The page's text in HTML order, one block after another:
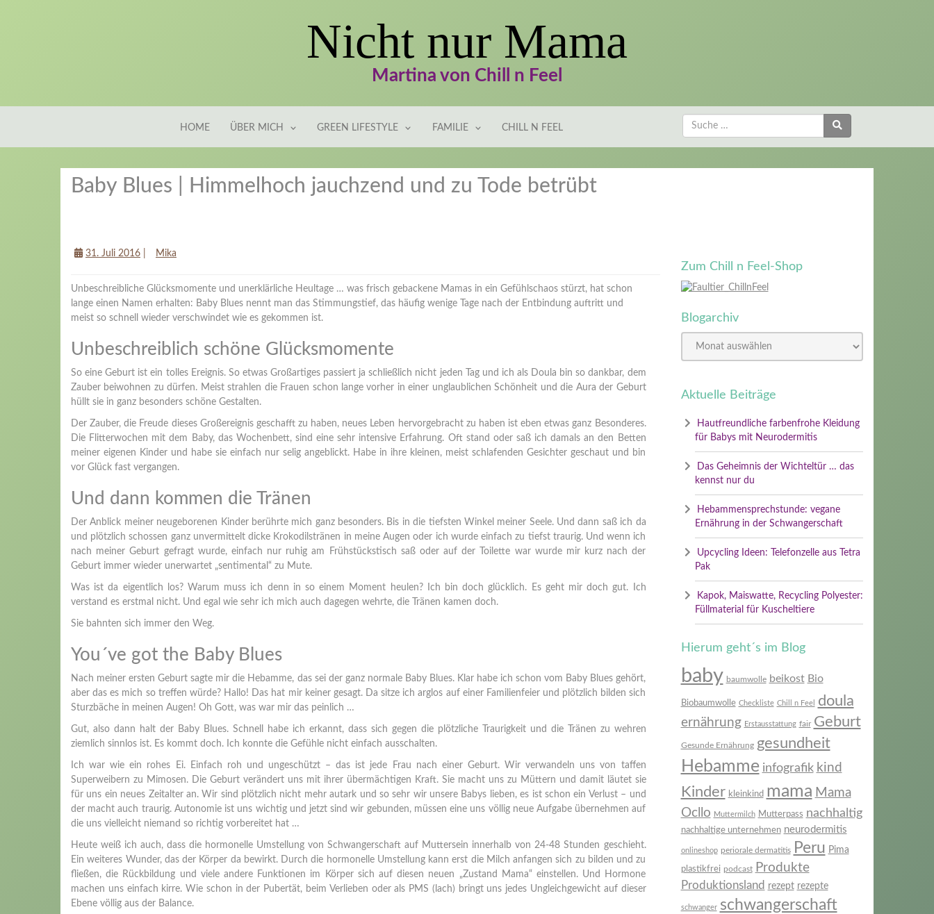
Nicht nur Mama
Martina von Chill n Feel
HOME ÜBER MICH GREEN LIFESTYLE FAMILIE CHILL N FEEL
Baby Blues | Himmelhoch jauchzend und zu Tode betrübt
31. Juli 2016 Mika
Unbeschreibliche Glücksmomente und unerklärliche Heultage … was frisch gebackene Mamas in ein Gefühlschaos stürzt, hat schon
lange einen Namen erhalten: Baby Blues nennt man das Stimmungstief, das häufig wenige Tage nach der Entbindung auftritt und
meist so schnell wieder verschwindet wie es gekommen ist.
Unbeschreiblich schöne Glücksmomente
So eine Geburt ist ein tolles Ereignis. So etwas Großartiges passiert ja schließlich nicht jeden Tag und ich als Doula bin so dankbar, dem
Zauber beiwohnen zu dürfen. Meist strahlen die Frauen schon lange vorher in einer unglaublichen Schönheit und die Aura der Geburt
hüllt sie in ganz besonders schöne Gestalten.
Der Zauber, die Freude dieses Großereignis geschafft zu haben, neues Leben hervorgebracht zu haben ist eben etwas ganz Besonderes.
Die Flitterwochen mit dem Baby, das Wochenbett, sind eine sehr intensive Erfahrung. Oft stand oder saß ich damals an den Betten
meiner eigenen Kinder und habe sie einfach nur selig angeblickt. Habe in ihre kleinen, meist schlafenden Gesichter geschaut und bin
vor Glück fast vergangen.
Und dann kommen die Tränen
Der Anblick meiner neugeborenen Kinder berührte mich ganz besonders. Bis in die tiefsten Winkel meiner Seele. Und dann saß ich da
und plötzlich schossen ganz unvermittelt dicke Krokodilstränen in meine Augen oder ich wurde einfach zu tiefst traurig. Und wenn ich
nach meiner Geburt gefragt wurde, einfach nur ruhig am Frühstückstisch saß oder auf der Toilette war wurde mir kurz nach der
Geburt immer wieder unerwartet „sentimental“ zu Mute.
Was ist da eigentlich los? Warum muss ich denn in so einem Moment heulen? Ich bin doch glücklich. Es geht mir doch gut. Ich
verstand es erstmal nicht. Und egal wie sehr ich mich auch dagegen wehrte, die Tränen kamen doch.
Sie bahnten sich immer den Weg.
You´ve got the Baby Blues
Nach meiner ersten Geburt sagte mir die Hebamme, das sei der ganz normale Baby Blues. Klar habe ich schon vom Baby Blues gehört,
aber das es mich so treffen würde? Hallo! Das hat mir keiner gesagt. Da sitze ich arglos auf einer Familienfeier und plötzlich bilden sich
Sturzbäche in meinen Augen! Oh Gott, was war mir das peinlich …
Gut, also dann halt der Baby Blues. Schnell habe ich erkannt, dass sich gegen die plötzliche Traurigkeit und die Tränen zu wehren
ziemlich sinnlos ist. Es kommt doch. Ich konnte die Gefühle nicht einfach ausschalten.
Ich war wie ein rohes Ei. Einfach roh und ungeschützt – das ist jede Frau nach einer Geburt. Wir verwandeln uns von taffen
Superweibern zu Mimosen. Die Geburt verändert uns mit ihrer übermächtigen Kraft. Sie macht uns zu Müttern und damit läutet sie
für uns ein neues Zeitalter an. Wir sind plötzlich nicht mehr autark und so sehr wir unsere Babys lieben, es ist schon ein Verlust – und
der macht auch traurig. Autonomie ist uns wichtig und jetzt sind wir gebunden, müssen eine uns völlig neue Aufgabe übernehmen auf
die uns vielleicht niemand so richtig vorbereitet hat …
Heute weiß ich auch, dass die hormonelle Umstellung von Schwangerschaft auf Muttersein innerhalb von 24-48 Stunden geschieht.
Ein weiteres Wunder, das der Körper da bewirkt. Durch die hormonelle Umstellung kann erst die Milch anfangen sich zu bilden und zu
fließen, die Rückbildung und viele andere Funktionen im Körper sich auf diesen neuen „Zustand Mama“ einstellen. Und Hormone
machen uns einfach kirre. Wie schon in der Pubertät, beim Verlieben oder als PMS (lach) bringt uns jedes Ungleichgewicht auf dieser
Ebene völlig aus der Balance.
Zum Chill n Feel-Shop
Blogarchiv
Aktuelle Beiträge
Hautfreundliche farbenfrohe Kleidung
für Babys mit Neurodermitis
Das Geheimnis der Wichteltür … das
kennst nur du
Hebammensprechstunde: vegane
Ernährung in der Schwangerschaft
Upcycling Ideen: Telefonzelle aus Tetra
Pak
Kapok, Maiswatte, Recycling Polyester:
Füllmaterial für Kuscheltiere
Hierum geht´s im Blog
baby baumwolle beikost Bio
Biobaumwolle Checkliste Chill n Feel doula
ernährung Erstausstattung fair Geburt
Gesunde Ernährung gesundheit
Hebamme infografik kind
Kinder kleinkind mama Mama
Ocllo
Muttermilch Mutterpass nachhaltig
nachhaltige unternehmen neurodermitis
onlineshop periorale dermatitis Peru Pima
plastikfrei podcast Produkte
Produktionsland rezept rezepte
schwanger schwangerschaft